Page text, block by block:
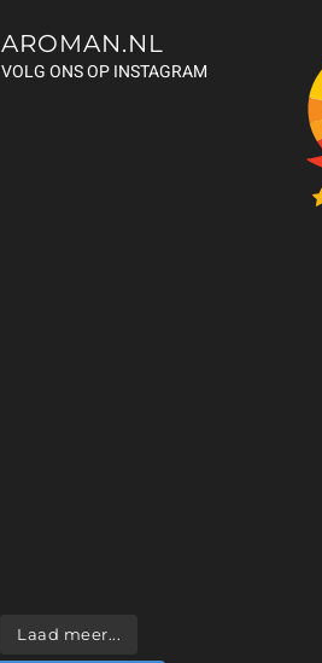
AROMAN.NL
VOLG ONS OP INSTAGRAM
Laad meer...